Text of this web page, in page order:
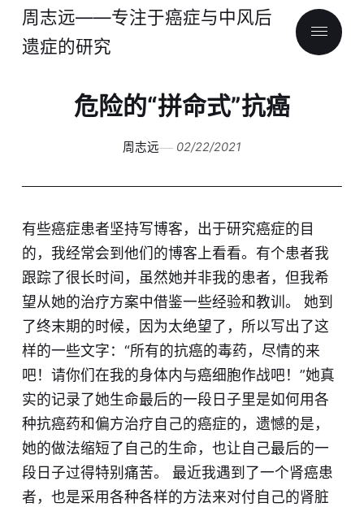
周志远——专注于癌症与中风后
遗症的研究
危险的“拼命式”抗癌
周志远 02/22/2021
有些癌症患者坚持写博客，出于研究癌症的目
的，我经常会到他们的博客上看看。有个患者我
跟踪了很长时间，虽然她并非我的患者，但我希
望从她的治疗方案中借鉴一些经验和教训。 她到
了终末期的时候，因为太绝望了，所以写出了这
样的一些文字：“所有的抗癌的毒药，尽情的来
吧！请你们在我的身体内与癌细胞作战吧！”她真
实的记录了她生命最后的一段日子里是如何用各
种抗癌药和偏方治疗自己的癌症的，遗憾的是，
她的做法缩短了自己的生命，也让自己最后的一
段日子过得特别痛苦。 最近我遇到了一个肾癌患
者，也是采用各种各样的方法来对付自己的肾脏